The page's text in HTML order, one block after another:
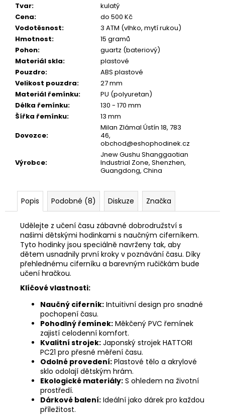
Tvar:
kulatý
Cena:
do 500 Kč
Vodotěsnost:
3 ATM (vlhko, mytí rukou)
Hmotnost:
15 gramů
Pohon:
guartz (bateriový)
Materiál skla:
plastové
Pouzdro:
ABS plastové
Velikost pouzdra:
27 mm
Materiál řemínku:
PU (polyuretan)
Délka řemínku:
130 - 170 mm
Šířka řemínku:
13 mm
Dovozce:
Milan Zlámal Ústín 18, 783
46,
obchod@eshophodinek.cz
Výrobce:
Jnew Gushu Shanggaotian
Industrial Zone, Shenzhen,
Guangdong, China
Popis Podobné (8) Diskuze Značka
Udělejte z učení času zábavné dobrodružství s
našimi dětskými hodinkami s naučným ciferníkem.
Tyto hodinky jsou speciálně navrženy tak, aby
dětem usnadnily první kroky v poznávání času. Díky
přehlednému ciferníku a barevným ručičkám bude
učení hračkou.
Klíčové vlastnosti:
Naučný ciferník: Intuitivní design pro snadné
pochopení času.
Pohodlný řemínek: Měkčený PVC řemínek
zajistí celodenní komfort.
Kvalitní strojek: Japonský strojek HATTORI
PC21 pro přesné měření času.
Odolné provedení: Plastové tělo a akrylové
sklo odolají dětským hrám.
Ekologické materiály: S ohledem na životní
prostředí.
Dárkové balení: Ideální jako dárek pro každou
příležitost.
ČR
598
Kč
Původně:
200
Kč